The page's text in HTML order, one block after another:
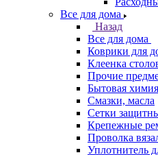
Все для дома
Назад
Все для дома
Коврики для
Клеенка
Прочие
Бытовая химия
Смазки, масла
Сетки
Крепежные
Проволка
Уплотнитель